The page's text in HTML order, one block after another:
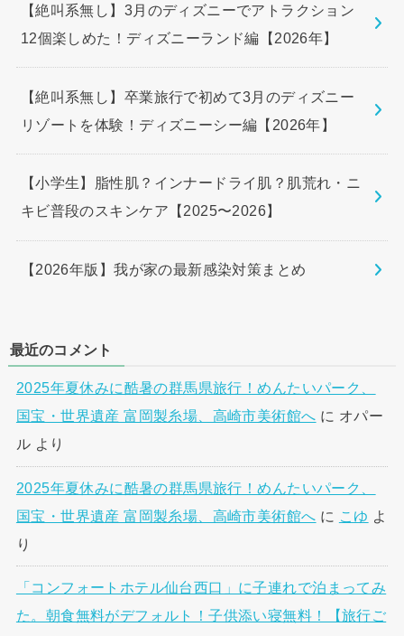
【絶叫系無し】3月のディズニーでアトラクション
12個楽しめた！ディズニーランド編【2026年】
【絶叫系無し】卒業旅行で初めて3月のディズニー
リゾートを体験！ディズニーシー編【2026年】
【小学生】脂性肌？インナードライ肌？肌荒れ・ニ
キビ普段のスキンケア【2025〜2026】
【2026年版】我が家の最新感染対策まとめ
最近のコメント
2025年夏休みに酷暑の群馬県旅行！めんたいパーク、
国宝・世界遺産 富岡製糸場、高崎市美術館へ に オパー
ル より
2025年夏休みに酷暑の群馬県旅行！めんたいパーク、
国宝・世界遺産 富岡製糸場、高崎市美術館へ に こゆ よ
り
「コンフォートホテル仙台西口」に子連れで泊まってみ
た。朝食無料がデフォルト！子供添い寝無料！【旅行ご